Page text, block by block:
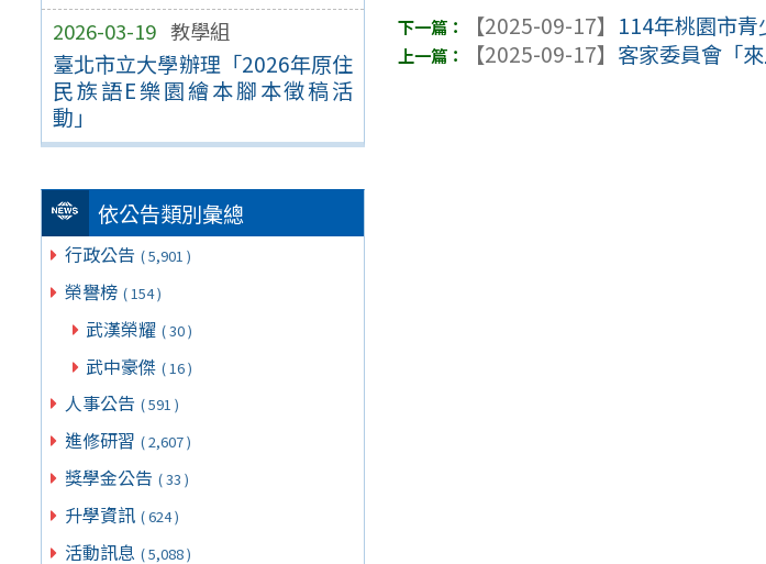
2026-03-19 教學組
臺北市立大學辦理「2026年原住
民族語E樂園繪本腳本徵稿活
動」
依公告類別彙總
行政公告 ( 5,901 )
榮譽榜 ( 154 )
武漢榮耀 ( 30 )
武中豪傑 ( 16 )
人事公告 ( 591 )
進修研習 ( 2,607 )
獎學金公告 ( 33 )
升學資訊 ( 624 )
活動訊息 ( 5,088 )
【2025-09-17】 114年桃園市
【2025-09-17】 客家委員會「